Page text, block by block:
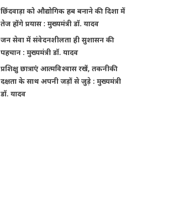
छिंदवाड़ा को औद्योगिक हब बनाने की दिशा में
तेज होंगे प्रयास : मुख्यमंत्री डॉ. यादव
जन सेवा में संवेदनशीलता ही सुशासन की
पहचान : मुख्यमंत्री डॉ. यादव
प्रशिक्षु छात्राएं आत्मविश्वास रखें, तकनीकी
दक्षता के साथ अपनी जड़ों से जुड़े : मुख्यमंत्री
डॉ. यादव